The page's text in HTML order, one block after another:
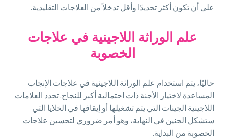
على أن تكون أكثر تحديدًا وأقل تدخلاً من العلاجات التقليدية.
علم الوراثة اللاجينية في علاجات
الخصوبة
حاليًا، يتم استخدام علم الوراثة اللاجينية في علاجات الإنجاب
المساعدة لاختيار الأجنة ذات احتمالية أكبر للنجاح. تحدد العلامات
اللاجينية الجينات التي يتم تشغيلها أو إيقافها في الخلايا التي
ستشكل الجنين في النهاية، وهو أمر ضروري لتحسين علاجات
الخصوبة من البداية.